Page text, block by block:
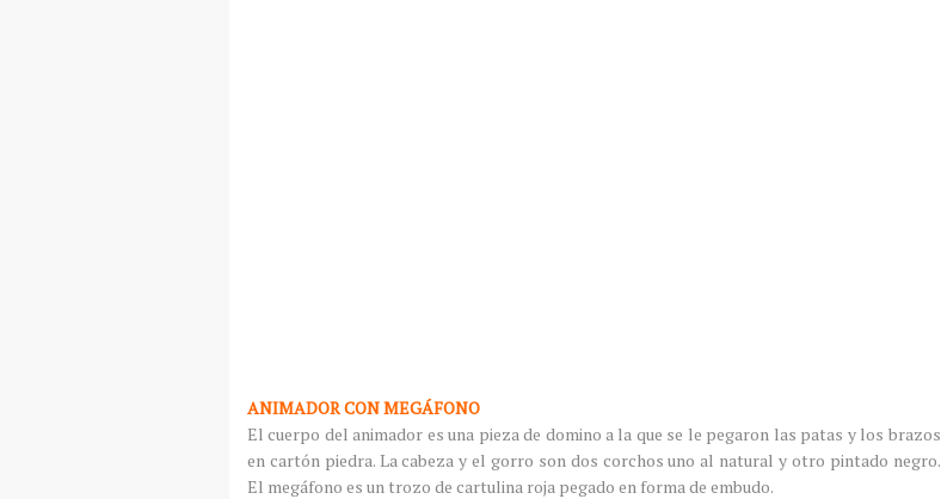
ANIMADOR CON MEGÁFONO
El cuerpo del animador es una pieza de domino a la que se le pegaron las patas y los brazos
en cartón piedra. La cabeza y el gorro son dos corchos uno al natural y otro pintado negro.
El megáfono es un trozo de cartulina roja pegado en forma de embudo.